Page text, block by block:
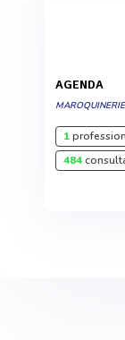
AGENDA
1
484